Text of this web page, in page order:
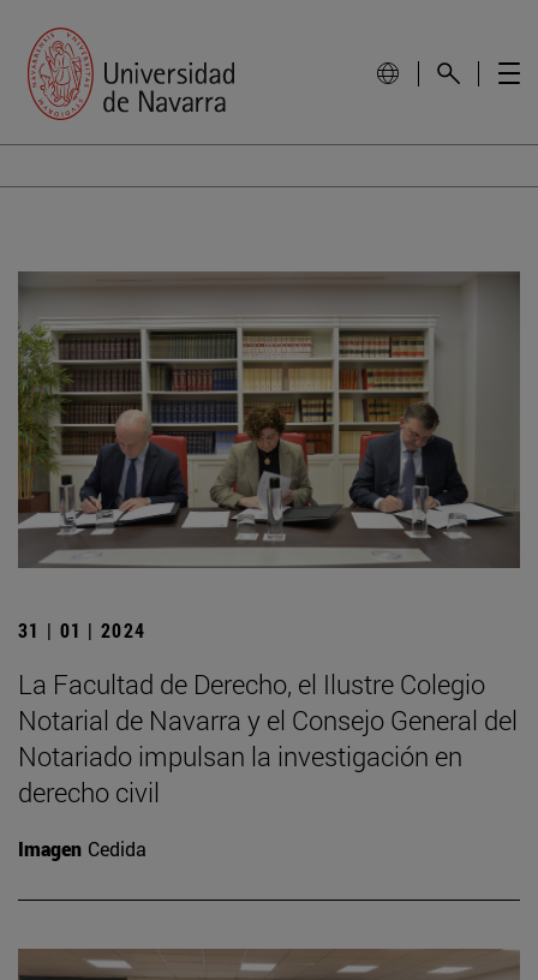
31 | 01 | 2024
La Facultad de Derecho, el Ilustre Colegio
Notarial de Navarra y el Consejo General del
Notariado impulsan la investigación en
derecho civil
Imagen Cedida